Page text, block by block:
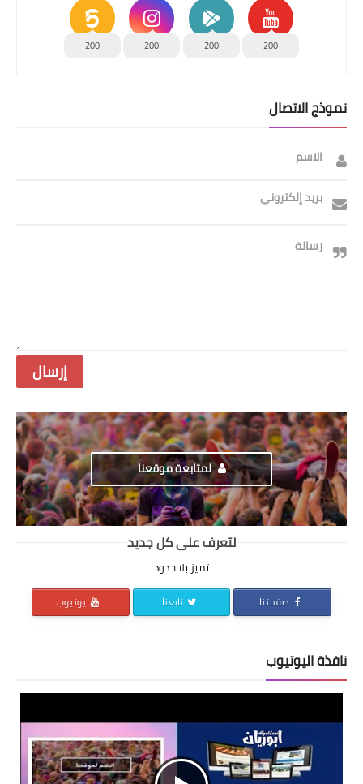
200
200
200
200
نموذج الاتصال
الاسم
بريد إلكتروني
رسالة
لمتابعة موقعنا
لتعرف على كل جديد
تميز بلا حدود
صفحتنا تابعنا يوتيوب
نافذة اليوتيوب